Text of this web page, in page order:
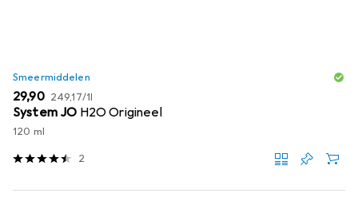
Smeermiddelen
EUR
29,90 EUR
249,17/1l
System JO H2O Origineel
120 ml
2